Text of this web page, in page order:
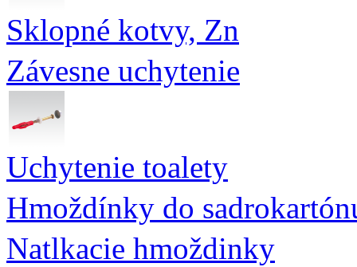
Sklopné kotvy, Zn
Závesne uchytenie
Uchytenie toalety
Hmoždínky do
Natlkacie hmoždinky